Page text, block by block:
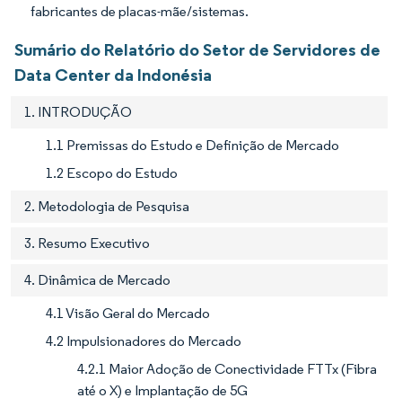
fabricantes de placas-mãe/sistemas.
Sumário do Relatório do Setor de Servidores de
Data Center da Indonésia
1. INTRODUÇÃO
1.1 Premissas do Estudo e Definição de Mercado
1.2 Escopo do Estudo
2. Metodologia de Pesquisa
3. Resumo Executivo
4. Dinâmica de Mercado
4.1 Visão Geral do Mercado
4.2 Impulsionadores do Mercado
4.2.1 Maior Adoção de Conectividade FTTx (Fibra
até o X) e Implantação de 5G